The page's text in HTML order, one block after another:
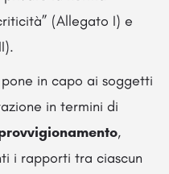
(Allegato I) e
in capo ai soggetti
in termini di
,
i rapporti tra ciascun